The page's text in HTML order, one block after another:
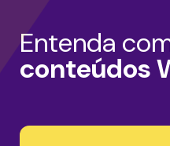
Entenda
conteúdos